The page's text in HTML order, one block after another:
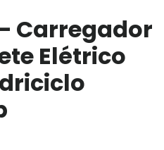
Carregador
Elétrico